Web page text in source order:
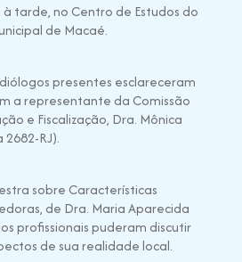
tarde, no Centro de Estudos do
de Macaé.
presentes esclareceram
a representante da Comissão
e Fiscalização, Dra. Mônica
2682-RJ).
sobre Características
de Dra. Maria Aparecida
profissionais puderam discutir
de sua realidade local.